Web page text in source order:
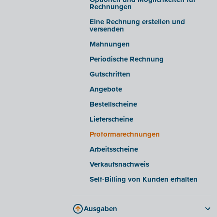
Registerkarte „E-Rechnung“
Häufig gestellte Fragen
Erweiterte Einstellungen
E-Rechnungen von bestimmten
E-Rechnungen aus bestimmten
Softwarepaketen
Rechnungen
Eine Rechnung erstellen und
versenden
Mahnungen
Periodische Rechnung
Gutschriften
Angebote
Bestellscheine
Lieferscheine
Proformarechnungen
Arbeitsscheine
Verkaufsnachweis
Self-Billing von Kunden erhalten
Ausgaben